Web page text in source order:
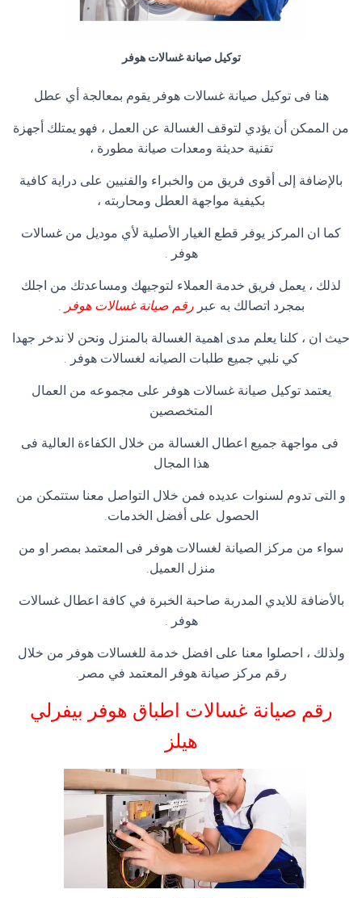
توكيل صيانة غسالات هوفر
هنا فى توكيل صيانة غسالات هوفر يقوم بمعالجة أي عطل
من الممكن أن يؤدي لتوقف الغسالة عن العمل ، فهو يمتلك أجهزة
تقنية حديثة ومعدات صيانة مطورة ،
بالإضافة إلى أقوى فريق من والخبراء والفنيين على دراية كافية
بكيفية مواجهة العطل ومحاربته ،
كما ان المركز يوفر قطع الغيار الأصلية لأي موديل من غسالات
هوفر .
لذلك ، يعمل فريق خدمة العملاء لتوجيهك ومساعدتك من اجلك
بمجرد اتصالك به عبررقم صيانة غسالات هوفر .
حيث ان ، كلنا يعلم مدى اهمية الغسالة بالمنزل ونحن لا ندخر جهدا
كي نلبي جميع طلبات الصيانه لغسالات هوفر .
يعتمد توكيل صيانة غسالات هوفر على مجموعه من العمال
المتخصصين
فى مواجهة جميع اعطال الغسالة من خلال الكفاءة العالية فى
هذا المجال
و التى تدوم لسنوات عديده فمن خلال التواصل معنا ستتمكن من
الحصول على أفضل الخدمات.
سواء من مركز الصيانة لغسالات هوفر فى المعتمد بمصر او من
منزل العميل.
بالأضافة للايدي المدربة صاحبة الخبرة في كافة اعطال غسالات
هوفر .
ولذلك ، احصلوا معنا على افضل خدمة للغسالات هوفر من خلال
رقم مركز صيانة هوفر المعتمد في مصر.
رقم صيانة غسالات اطباق هوفر بيفرلي
هيلز